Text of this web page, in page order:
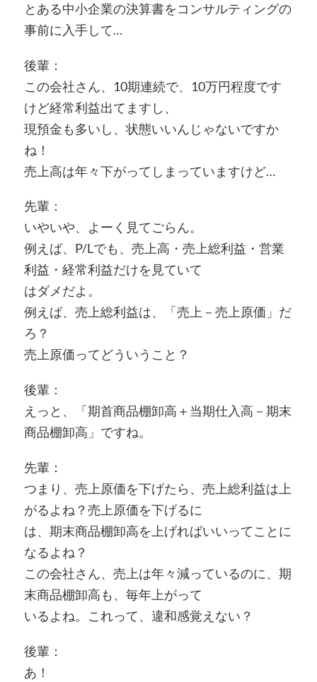
とある中小企業の決算書をコンサルティングの
事前に入手して…
後輩：
この会社さん、10期連続で、10万円程度です
けど経常利益出てますし、
現預金も多いし、状態いいんじゃないですか
ね！
売上高は年々下がってしまっていますけど…
先輩：
いやいや、よーく見てごらん。
例えば、P/Lでも、売上高・売上総利益・営業
利益・経常利益だけを見ていて
はダメだよ。
例えば、売上総利益は、「売上－売上原価」だ
ろ？
売上原価ってどういうこと？
後輩：
えっと、「期首商品棚卸高＋当期仕入高－期末
商品棚卸高」ですね。
先輩：
つまり、売上原価を下げたら、売上総利益は上
がるよね？売上原価を下げるに
は、期末商品棚卸高を上げればいいってことに
なるよね？
この会社さん、売上は年々減っているのに、期
末商品棚卸高も、毎年上がって
いるよね。これって、違和感覚えない？
後輩：
あ！